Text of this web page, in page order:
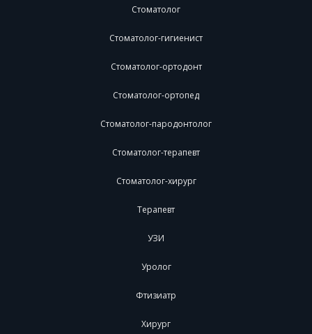
Стоматолог
Стоматолог-гигиенист
Стоматолог-ортодонт
Стоматолог-ортопед
Стоматолог-пародонтолог
Стоматолог-терапевт
Стоматолог-хирург
Терапевт
УЗИ
Уролог
Фтизиатр
Хирург